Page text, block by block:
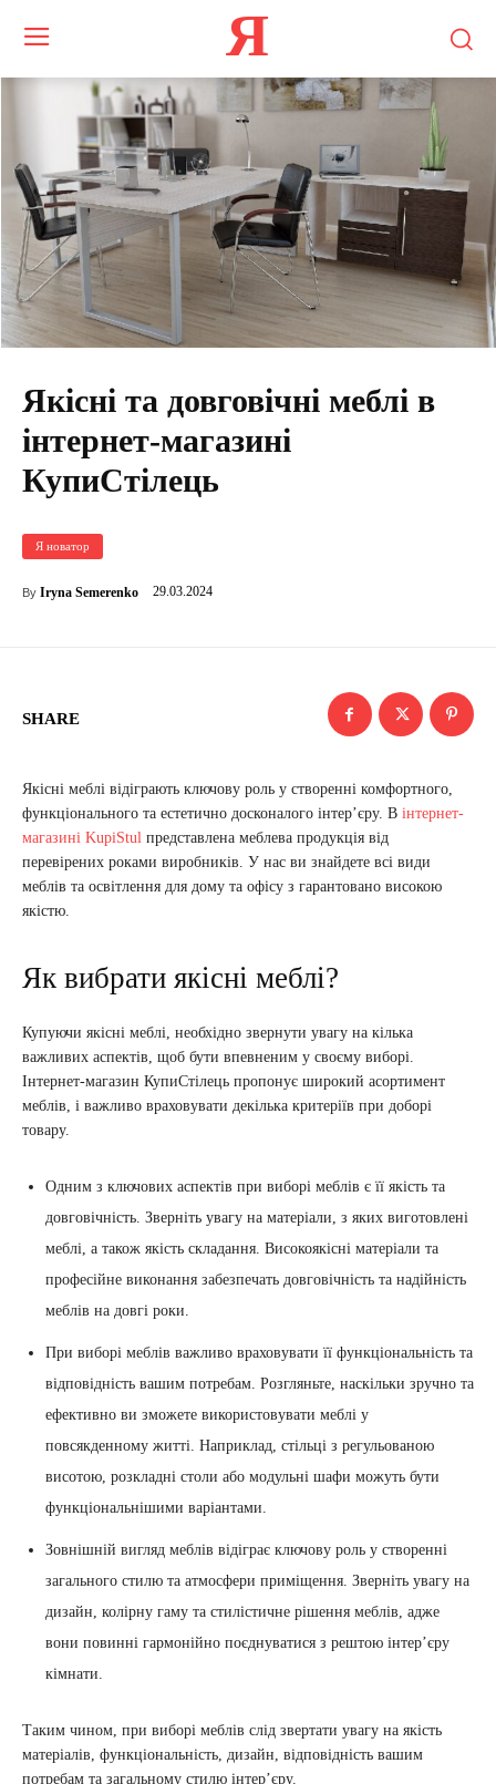
Я
Якісні та довговічні меблі в
інтернет-магазині
КупиСтілець
Я новатор
By Iryna Semerenko 29.03.2024
SHARE
Якісні меблі відіграють ключову роль у створенні комфортного,
функціонального та естетично досконалого інтер’єру. В інтернет-
магазині KupiStul представлена меблева продукція від
перевірених роками виробників. У нас ви знайдете всі види
меблів та освітлення для дому та офісу з гарантовано високою
якістю.
Як вибрати якісні меблі?
Купуючи якісні меблі, необхідно звернути увагу на кілька
важливих аспектів, щоб бути впевненим у своєму виборі.
Інтернет-магазин КупиСтілець пропонує широкий асортимент
меблів, і важливо враховувати декілька критеріїв при доборі
товару.
Одним з ключових аспектів при виборі меблів є її якість та
довговічність. Зверніть увагу на матеріали, з яких виготовлені
меблі, а також якість складання. Високоякісні матеріали та
професійне виконання забезпечать довговічність та надійність
меблів на довгі роки.
При виборі меблів важливо враховувати її функціональність та
відповідність вашим потребам. Розгляньте, наскільки зручно та
ефективно ви зможете використовувати меблі у
повсякденному житті. Наприклад, стільці з регульованою
висотою, розкладні столи або модульні шафи можуть бути
функціональнішими варіантами.
Зовнішній вигляд меблів відіграє ключову роль у створенні
загального стилю та атмосфери приміщення. Зверніть увагу на
дизайн, колірну гаму та стилістичне рішення меблів, адже
вони повинні гармонійно поєднуватися з рештою інтер’єру
кімнати.
Таким чином, при виборі меблів слід звертати увагу на якість
матеріалів, функціональність, дизайн, відповідність вашим
потребам та загальному стилю інтер’єру.